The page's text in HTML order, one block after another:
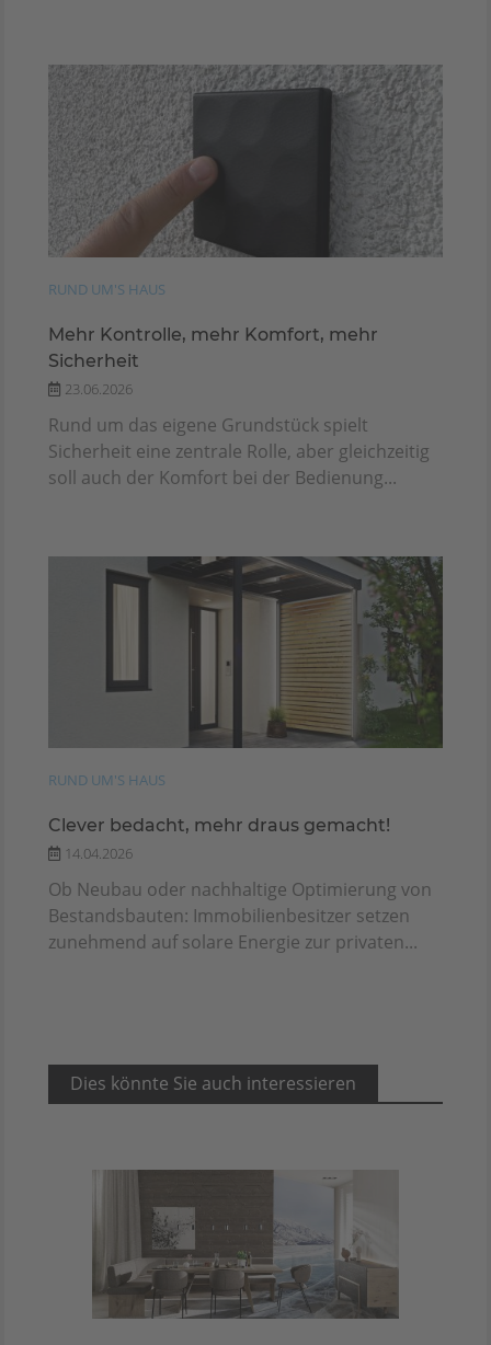
RUND UM'S HAUS
Mehr Kontrolle, mehr Komfort, mehr
Sicherheit
23.06.2026
Rund um das eigene Grundstück spielt
Sicherheit eine zentrale Rolle, aber gleichzeitig
soll auch der Komfort bei der Bedienung...
RUND UM'S HAUS
Clever bedacht, mehr draus gemacht!
14.04.2026
Ob Neubau oder nachhaltige Optimierung von
Bestandsbauten: Immobilienbesitzer setzen
zunehmend auf solare Energie zur privaten...
Dies könnte Sie auch interessieren